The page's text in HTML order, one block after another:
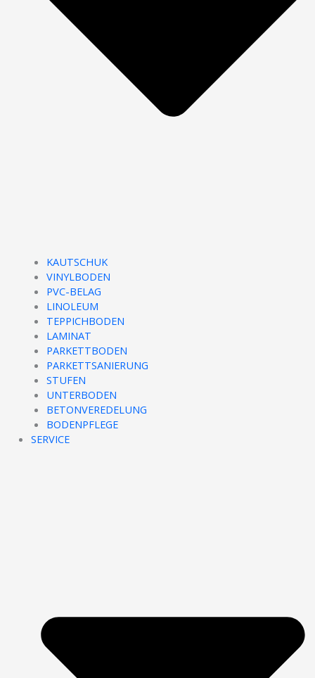
KAUTSCHUK
VINYLBODEN
PVC-BELAG
LINOLEUM
TEPPICHBODEN
LAMINAT
PARKETTBODEN
PARKETTSANIERUNG
STUFEN
UNTERBODEN
BETONVEREDELUNG
BODENPFLEGE
SERVICE